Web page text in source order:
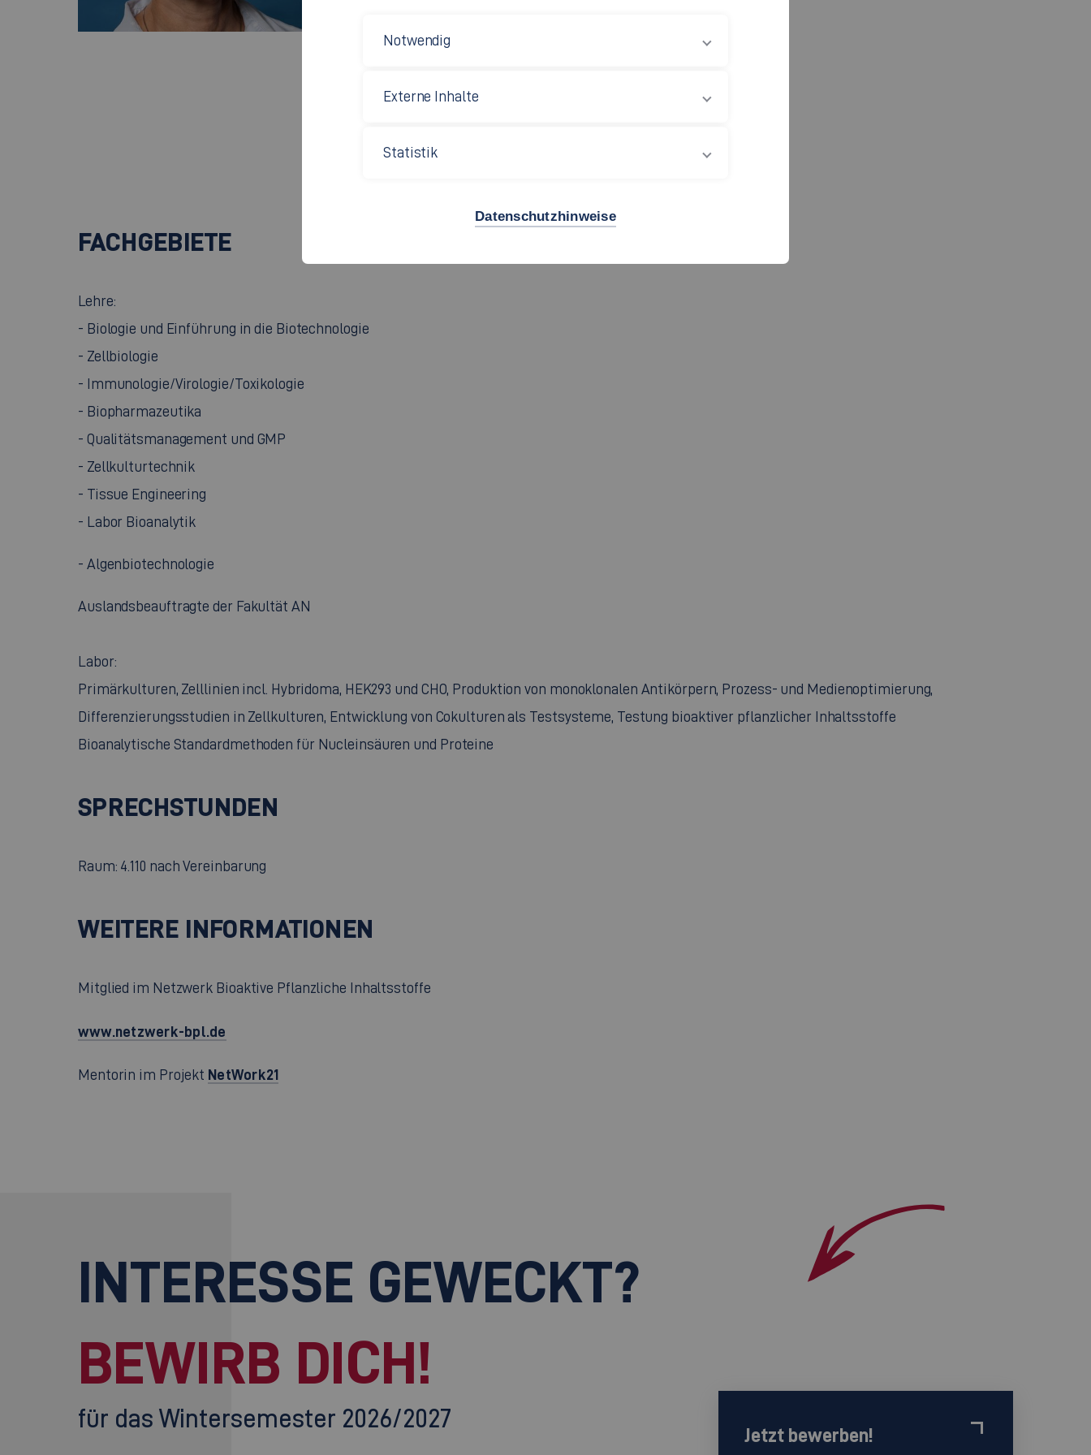
Anschrift
Raum: S 04.110
73728 Esslingen
FACHGEBIETE
Lehre:
- Biologie und Einführung in die Biotechnologie
- Zellbiologie
- Immunologie/Virologie/Toxikologie
- Biopharmazeutika
- Qualitätsmanagement und GMP
- Zellkulturtechnik
- Tissue Engineering
- Labor Bioanalytik
- Algenbiotechnologie
Auslandsbeauftragte der Fakultät AN
Labor:
Primärkulturen, Zelllinien incl. Hybridoma, HEK293 und CHO, Produktion von monoklonalen Antikörpern, Prozess- und Medienoptimierung,
Differenzierungsstudien in Zellkulturen, Entwicklung von Cokulturen als Testsysteme, Testung bioaktiver pflanzlicher Inhaltsstoffe
Bioanalytische Standardmethoden für Nucleinsäuren und Proteine
SPRECHSTUNDEN
Raum: 4.110 nach Vereinbarung
WEITERE INFORMATIONEN
Mitglied im Netzwerk Bioaktive Pflanzliche Inhaltsstoffe
www.netzwerk-bpl.de
Mentorin im Projekt NetWork21
INTERESSE GEWECKT?
BEWIRB DICH!
für das Wintersemester 2026/2027
Jetzt bewerben!
Notwendig
Externe Inhalte
Statistik
Datenschutzhinweise